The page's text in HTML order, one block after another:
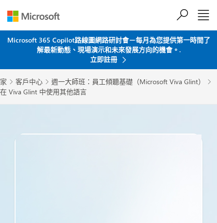
Microsoft 365 Copilot路線圖網路研討會－每月為您提供第一時間了
解最新動態、現場演示和未來發展方向的機會。.
立即註冊
家  客戶中心  週一大師班：員工傾聽基礎（Microsoft Viva Glint） 
在 Viva Glint 中使用其他語言